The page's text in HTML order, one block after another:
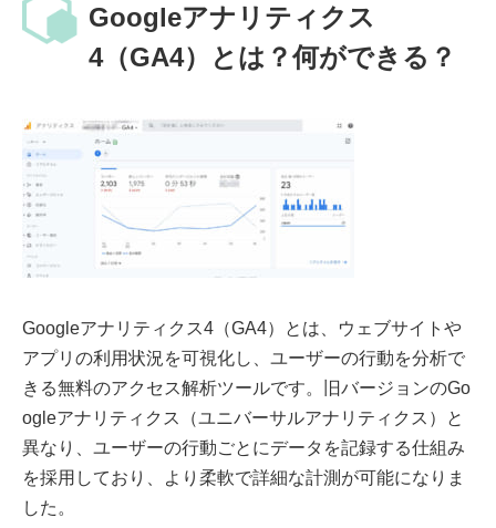
Googleアナリティクス
4（GA4）とは？何ができる？
Googleアナリティクス4（GA4）とは、ウェブサイトや
アプリの利用状況を可視化し、ユーザーの行動を分析で
きる無料のアクセス解析ツールです。旧バージョンのGo
ogleアナリティクス（ユニバーサルアナリティクス）と
異なり、ユーザーの行動ごとにデータを記録する仕組み
を採用しており、より柔軟で詳細な計測が可能になりま
した。